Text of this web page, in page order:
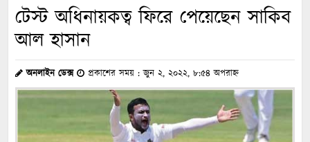
টেস্ট অধিনায়কত্ব ফিরে পেয়েছেন সাকিব
আল হাসান
অনলাইন ডেক্স প্রকাশের সময় : জুন ২, ২০২২, ৮:৫৪ অপরাহ্ন